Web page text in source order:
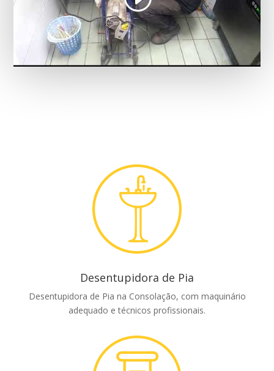
Desentupidora de Pia
Desentupidora de Pia na Consolação, com maquinário
adequado e técnicos profissionais.